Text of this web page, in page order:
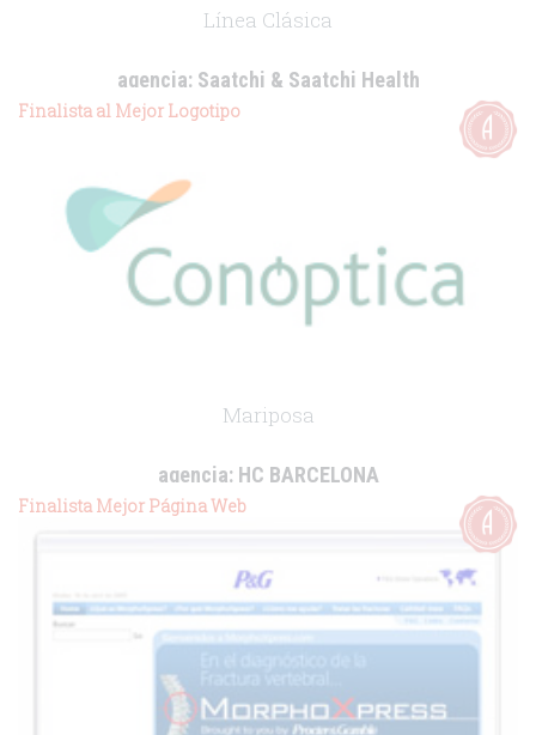
Línea Clásica
agencia:Saatchi & Saatchi Health
cliente:
Finalista al Mejor Logotipo
Mariposa
agencia:HC BARCELONA
cliente:
Finalista Mejor Página Web